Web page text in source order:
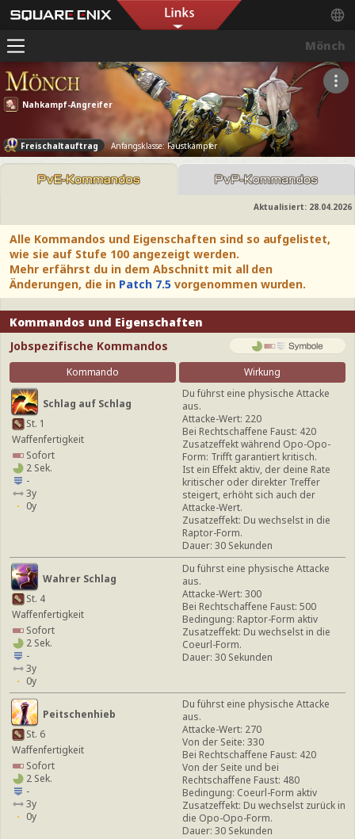
Mönch
Nahkampf-Angreifer
Freischaltauftrag Anfangsklasse: Faustkämpfer
Aktualisiert: 28.04.2026
Alle Kommandos und Eigenschaften sind so aufgelistet,
wie sie auf Stufe 100 angezeigt werden.
Mehr erfährst du in dem Abschnitt mit all den
Änderungen, die in Patch 7.5vorgenommen wurden.
Kommandos und Eigenschaften
Jobspezifische Kommandos
Kommando Wirkung
Schlag auf Schlag
St. 1
Waffenfertigkeit
Sofort
2 Sek.
-
3y
0y
Du führst eine physische Attacke
aus.
Attacke-Wert: 220
Bei Rechtschaffene Faust: 420
Zusatzeffekt während Opo-Opo-
Form: Trifft garantiert kritisch.
Ist ein Effekt aktiv, der deine Rate
kritischer oder direkter Treffer
steigert, erhöht sich auch der
Attacke-Wert.
Zusatzeffekt: Du wechselst in die
Raptor-Form.
Dauer: 30 Sekunden
Wahrer Schlag
St. 4
Waffenfertigkeit
Sofort
2 Sek.
-
3y
0y
Du führst eine physische Attacke
aus.
Attacke-Wert: 300
Bei Rechtschaffene Faust: 500
Bedingung: Raptor-Form aktiv
Zusatzeffekt: Du wechselst in die
Coeurl-Form.
Dauer: 30 Sekunden
Peitschenhieb
St. 6
Waffenfertigkeit
Sofort
2 Sek.
-
3y
0y
Du führst eine physische Attacke
aus.
Attacke-Wert: 270
Von der Seite: 330
Bei Rechtschaffene Faust: 420
Von der Seite und bei
Rechtschaffene Faust: 480
Bedingung: Coeurl-Form aktiv
Zusatzeffekt: Du wechselst zurück in
die Opo-Opo-Form.
Dauer: 30 Sekunden